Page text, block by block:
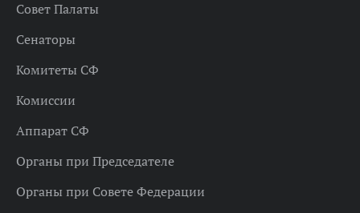
Совет Палаты
Сенаторы
Комитеты СФ
Комиссии
Аппарат СФ
Органы при Председателе
Органы при Совете Федерации